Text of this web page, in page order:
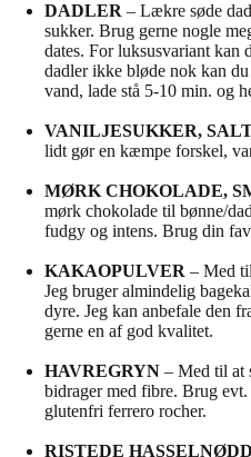
DADLER – Lækre søde
sukker. Brug gerne nogle
dates. For luksusvariant kan
dadler ikke bløde nok kan
vand, lade stå 5-10 min. og
VANILJESUKKER,
lidt gør en kæmpe forskel,
MØRK CHOKOLADE,
mørk chokolade til bønne/
fudgy og intens. Brug din
KAKAOPULVER – Med
Jeg bruger almindelig
dyre. Jeg kan anbefale den
gerne en af god kvalitet.
HAVREGRYN – Med til at
bidrager med fibre. Brug
glutenfri ferrero rocher.
RISTEDE